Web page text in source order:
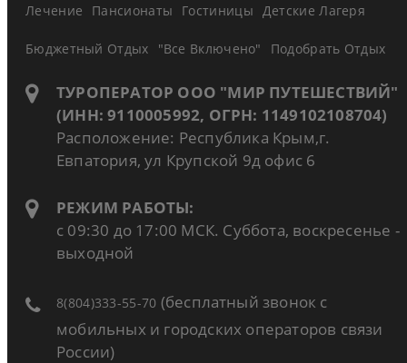
Лечение Пансионаты Гостиницы Детские Лагеря
Бюджетный Отдых "Все Включено" Подобрать Отдых
ТУРОПЕРАТОР ООО "МИР ПУТЕШЕСТВИЙ"
(ИНН: 9110005992, ОГРН: 1149102108704)
Расположение: Республика Крым,г.
Евпатория, ул Крупской 9д офис 6
РЕЖИМ РАБОТЫ:
с 09:30 до 17:00 МСК. Суббота, воскресенье -
выходной
8(804)333-55-70 (бесплатный звонок с
мобильных и городских операторов связи
России)